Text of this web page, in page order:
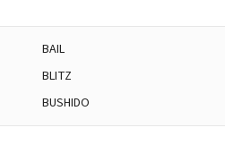
BAIL
BLITZ
BUSHIDO